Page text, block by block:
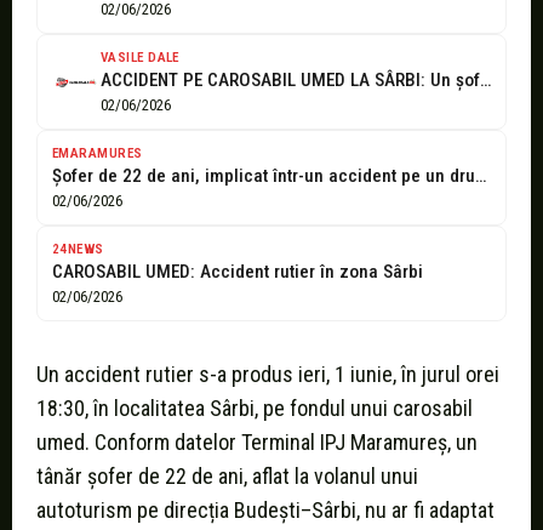
02/06/2026
VASILE DALE
ACCIDENT PE CAROSABIL UMED LA SÂRBI: Un șofer de 22 de ani...
02/06/2026
EMARAMURES
Șofer de 22 de ani, implicat într-un accident pe un drum umed...
02/06/2026
24NEWS
CAROSABIL UMED: Accident rutier în zona Sârbi
02/06/2026
Un accident rutier s-a produs ieri, 1 iunie, în jurul orei
18:30, în localitatea Sârbi, pe fondul unui carosabil
umed. Conform datelor Terminal IPJ Maramureș, un
tânăr șofer de 22 de ani, aflat la volanul unui
autoturism pe direcția Budești–Sârbi, nu ar fi adaptat